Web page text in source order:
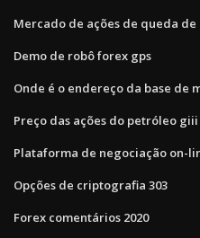
Mercado de ações de queda
Demo de robô forex gps
Onde é o endereço da base de
Preço das ações do petróleo giii
Plataforma de negociação on-
Opções de criptografia 303
Forex comentários 2020